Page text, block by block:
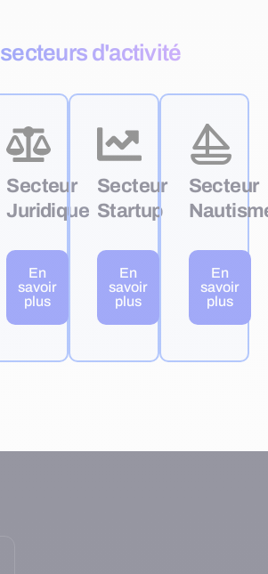
secteurs d'activité
Secteur
Juridique
En
savoir
plus
Secteur
Startup
En
savoir
plus
Secteur
En
savoir
plus